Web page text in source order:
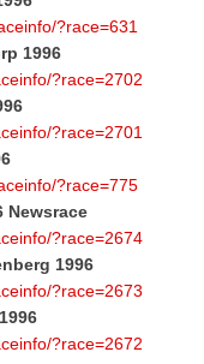
?race=631
1996
?race=2702
?race=2701
?race=775
Newsrace
?race=2674
1996
?race=2673
?race=2672